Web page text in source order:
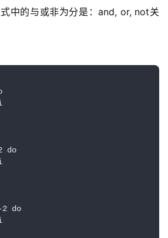
中的与或非为分是：and, or, not关
do
do